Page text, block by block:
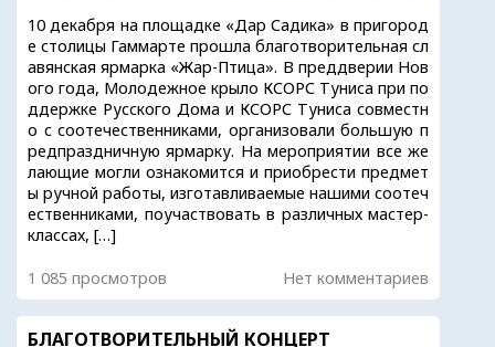
10 декабря на площадке «Дар Садика» в пригород
е столицы Гаммарте прошла благотворительная сл
авянская ярмарка «Жар-Птица». В преддверии Нов
ого года, Молодежное крыло КСОРС Туниса при по
ддержке Русского Дома и КСОРС Туниса совместн
о с соотечественниками, организовали большую п
редпраздничную ярмарку. На мероприятии все же
лающие могли ознакомится и приобрести предмет
ы ручной работы, изготавливаемые нашими соотеч
ественниками, поучаствовать в различных мастер-
классах, […]
1 085 просмотров Нет комментариев
БЛАГОТВОРИТЕЛЬНЫЙ КОНЦЕРТ